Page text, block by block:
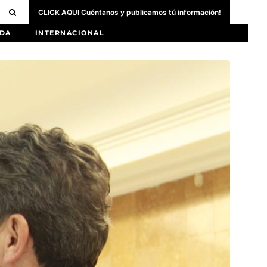
CLICK AQUI Cuéntanos y publicamos tú información!
INTERNACIONAL